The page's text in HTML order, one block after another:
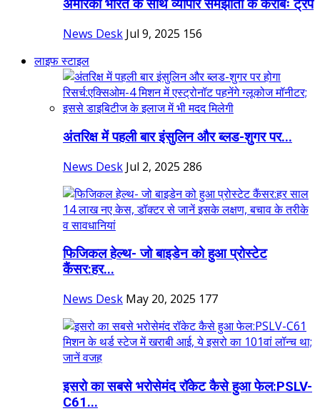
अमेरिका भारत के साथ व्यापार समझौता के करीबः ट्रंप
News Desk Jul 9, 2025 156
लाइफ स्टाइल
अंतरिक्ष में पहली बार इंसुलिन और ब्लड-शुगर पर...
News Desk Jul 2, 2025 286
फिजिकल हेल्थ- जो बाइडेन को हुआ प्रोस्टेट
कैंसर:हर...
News Desk May 20, 2025 177
इसरो का सबसे भरोसेमंद रॉकेट कैसे हुआ फेल:PSLV-
C61...